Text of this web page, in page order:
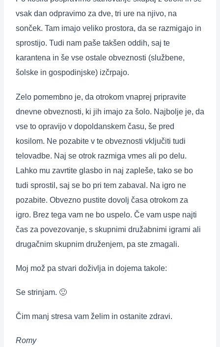
vsak dan odpravimo za dve, tri ure na njivo, na
sonček. Tam imajo veliko prostora, da se razmigajo in
sprostijo. Tudi nam paše takšen oddih, saj te
karantena in še vse ostale obveznosti (službene,
šolske in gospodinjske) izčrpajo.
Zelo pomembno je, da otrokom vnaprej pripravite
dnevne obveznosti, ki jih imajo za šolo. Najbolje je, da
vse to opravijo v dopoldanskem času, še pred
kosilom. Ne pozabite v te obveznosti vključiti tudi
telovadbe. Naj se otrok razmiga vmes ali po delu.
Lahko mu zavrtite glasbo in naj zapleše, tako se bo
tudi sprostil, saj se bo pri tem zabaval. Na igro ne
pozabite. Obvezno pustite dovolj časa otrokom za
igro. Brez tega vam ne bo uspelo. Če vam uspe najti
čas za povezovanje, s skupnimi družabnimi igrami ali
drugačnim skupnim druženjem, pa ste zmagali.
Moj mož pa stvari doživlja in dojema takole:
Se strinjam. 🙂
Čim manj stresa vam želim in ostanite zdravi.
Romy